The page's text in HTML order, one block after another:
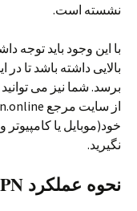
نشسته است.
بالایی داشته باشد تا
برسد. شما نیز می
خود(موبایل یا
نگیرید.
نحوه عملکرد VPN به زبان ساده